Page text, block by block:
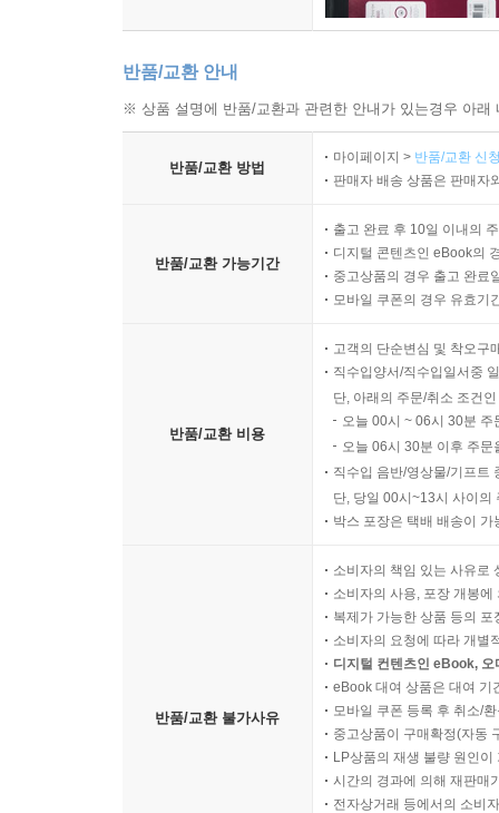
반품/교환 안내
※ 상품 설명에 반품/교환과 관련한 안내가 있는경우 아
반품/교환 방법
마이페이지 > 반품/교환 신
판매자 배송 상품은 판매자
반품/교환 가능기간
출고 완료 후 10일 이내의
디지털 콘텐츠인 eBook의
중고상품의 경우 출고 완료
모바일 쿠폰의 경우 유효기
반품/교환 비용
고객의 단순변심 및 착오구
직수입양서/직수입일서중
단, 아래의 주문/취소 조건
오늘 00시 ~ 06시 30분
오늘 06시 30분 이후 주
직수입 음반/영상물/기프트
단, 당일 00시~13시 사이의
박스 포장은 택배 배송이
반품/교환 불가사유
소비자의 책임 있는 사유로
소비자의 사용, 포장 개봉
복제가 가능한 상품 등의
소비자의 요청에 따라 개별
디지털 컨텐츠인 eBook,
eBook 대여 상품은 대여 기
모바일 쿠폰 등록 후 취소/
중고상품이 구매확정(자동
LP상품의 재생 불량 원인
시간의 경과에 의해 재판매
전자상거래 등에서의 소비